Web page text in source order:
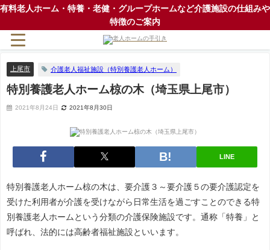
有料老人ホーム・特養・老健・グループホームなど介護施設の仕組みや
特徴のご案内
上尾市 介護老人福祉施設（特別養護老人ホーム）
特別養護老人ホーム椋の木（埼玉県上尾市）
2021年8月24日 2021年8月30日
LINE
特別養護老人ホーム椋の木は、要介護３～要介護５の要介護認定を
受けた利用者が介護を受けながら日常生活を過ごすことのできる特
別養護老人ホームという分類の介護保険施設です。通称「特養」と
呼ばれ、法的には高齢者福祉施設といいます。